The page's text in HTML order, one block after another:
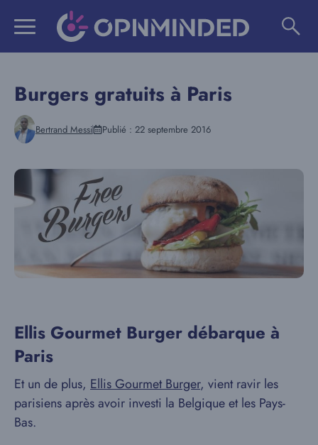
Burgers gratuits à Paris
Bertrand Messi Publié : 22 septembre 2016
Ellis Gourmet Burger débarque à
Paris
Et un de plus, Ellis Gourmet Burger, vient ravir les
parisiens après avoir investi la Belgique et les Pays-
Bas.